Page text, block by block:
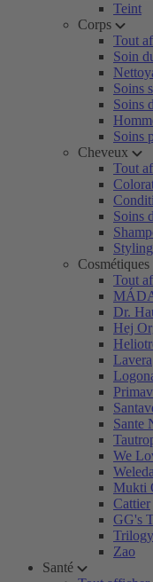
Teint
Corps
Tout
Soin
Soins
Soins
Soins
Cheveux
Tout
Soins
Styling
Tout
Dr.
Hej
Lavera
Sante
We
Weleda
Mukti
Cattier
GG's
Trilogy
Zao
Santé